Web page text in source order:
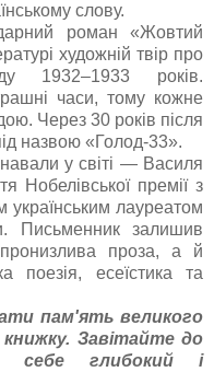
слову.
роман «Жовтий
художній твір про
1932–1933 років.
часи, тому кожне
Через 30 років після
назвою «Голод-33».
у світі — Василя
Нобелівської премії з
українським лауреатом
Письменник залишив
проза, а й
поезія, есеїстика та
пам'ять великого
Завітайте до
себе глибокий і